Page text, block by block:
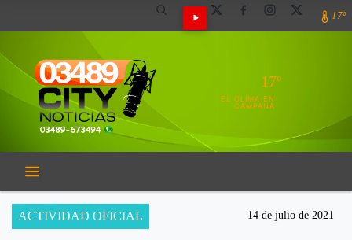
17º
17º
EL CLIMA EN
CAMPANA
ACTIVIDAD OFICIAL 14 de julio de 2021